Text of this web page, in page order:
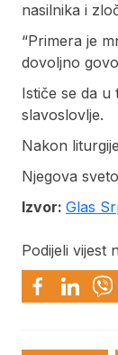
nasilnika i
“Primera je
dovoljno
Ističe se da
slavoslovlje.
Nakon
Njegova
Izvor: Glas
Podijeli vijest